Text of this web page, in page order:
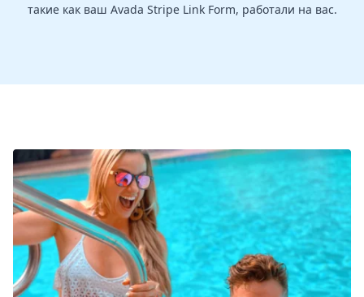
такие как ваш Avada Stripe Link Form, работали на вас.